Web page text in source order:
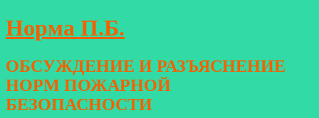
Перейти
к
Норма П.Б.
ОБСУЖДЕНИЕ И РАЗЪЯСНЕНИЕ
НОРМ ПОЖАРНОЙ
БЕЗОПАСНОСТИ